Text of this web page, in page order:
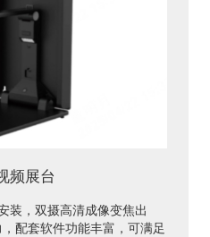
频展台
装，双摄高清成像变焦出
配套软件功能丰富，可满足